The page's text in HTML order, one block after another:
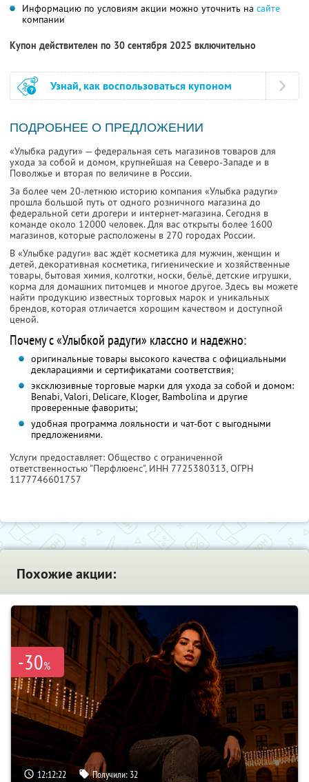
Информацию по условиям акции можно уточнить на сайте
компании
Купон действителен по 30 сентября 2025 включительно
Узнай, как воспользоваться купоном
ПОДРОБНЕЕ О ПРЕДЛОЖЕНИИ
«Улыбка радуги» — федеральная сеть магазинов товаров для
ухода за собой и домом, крупнейшая на Северо-Западе и в
Поволжье и вторая по величине в России.
За более чем 20-летнюю историю компания «Улыбка радуги»
прошла большой путь от одного розничного магазина до
федеральной сети дрогери и интернет-магазина. Сегодня в
команде около 12000 человек. Для вас открыты более 1600
магазинов, которые расположены в 270 городах России.
В «Улыбке радуги» вас ждёт косметика для мужчин, женщин и
детей, декоративная косметика, гигиенические и хозяйственные
товары, бытовая химия, колготки, носки, бельё, детские игрушки,
корма для домашних питомцев и многое другое. Здесь вы можете
найти продукцию известных торговых марок и уникальных
брендов, которая отличается хорошим качеством и доступной
ценой.
Почему с «Улыбкой радуги» классно и надежно:
оригинальные товары высокого качества с официальными
декларациями и сертификатами соответствия;
эксклюзивные торговые марки для ухода за собой и домом:
Benabi, Valori, Delicare, Kloger, Bambolina и другие
проверенные фавориты;
удобная программа лояльности и чат-бот с выгодными
предложениями.
Услуги предоставляет: Общество с ограниченной
ответственностью "Перфлюенс", ИНН 7725380313, ОГРН
1177746601757
Похожие акции:
-30%
12:12:21 Получили: 32